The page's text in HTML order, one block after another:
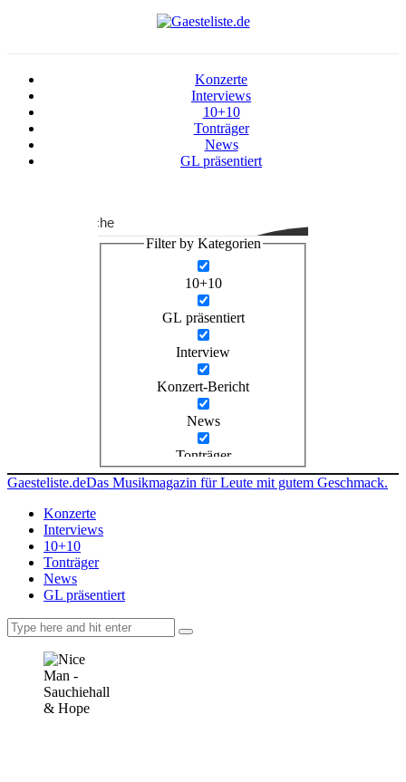
Konzerte
Interviews
10+10
Tonträger
News
GL präsentiert
Suche
Filter by Kategorien
10+10
GL präsentiert
Interview
Konzert-Bericht
News
Tonträger
Gaesteliste.deDas Musikmagazin für Leute mit gutem Geschmack.
Konzerte
Interviews
10+10
Tonträger
News
GL präsentiert